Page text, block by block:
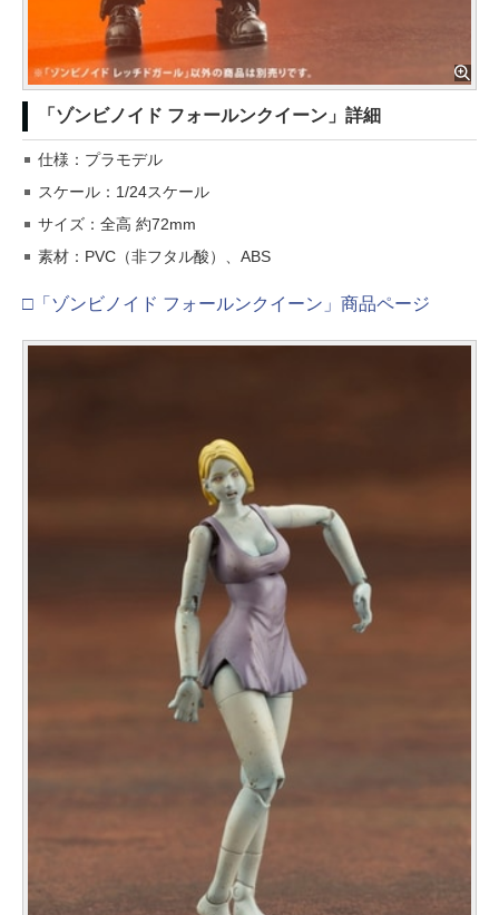
「ゾンビノイド フォールンクイーン」詳細
仕様：プラモデル
スケール：1/24スケール
サイズ：全高 約72mm
素材：PVC（非フタル酸）、ABS
□「ゾンビノイド フォールンクイーン」商品ページ